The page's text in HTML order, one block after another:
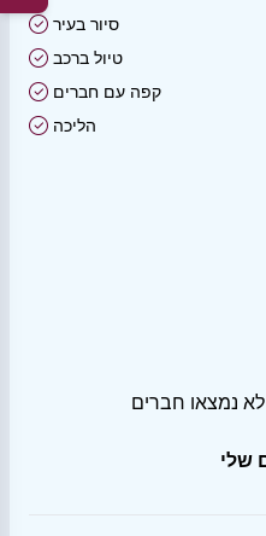
סיור בעיר
טיול ברכב
קפה עם חברים
הליכה
לא נמצאו חברים